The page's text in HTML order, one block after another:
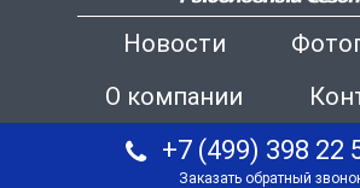
Новости
О компании
+7 (499) 398 22
Заказать обратный